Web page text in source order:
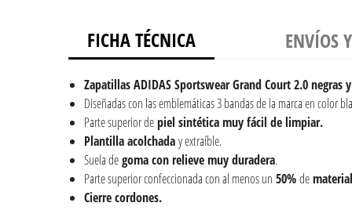
FICHA TÉCNICA ENVÍOS
Zapatillas ADIDAS Sportswear Grand Court 2.0 negras
Diseñadas con las emblemáticas 3 bandas de la marca en color
Parte superior depiel sintética muy fácil de limpiar.
Plantilla acolchaday extraíble.
Suela degoma con relieve muy duradera.
Parte superior confeccionada con al menos un 50%dematerial
Cierre cordones.